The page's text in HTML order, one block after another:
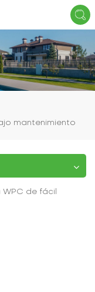
mantenimiento
de fácil